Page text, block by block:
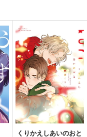
作品詳細
くりかえしあいのおと